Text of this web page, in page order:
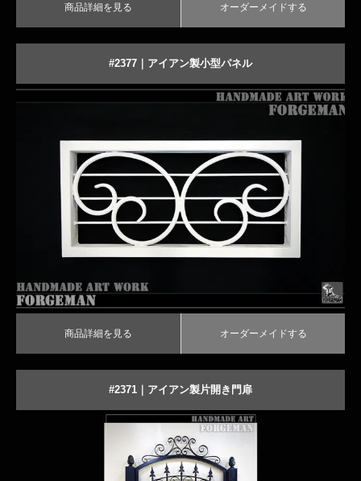
商品詳細を見る オーダーメイドする
#2377｜アイアン製小型パネル
商品詳細を見るオーダーメイドする
商品詳細を見る オーダーメイドする
#2371｜アイアン製片開き門扉